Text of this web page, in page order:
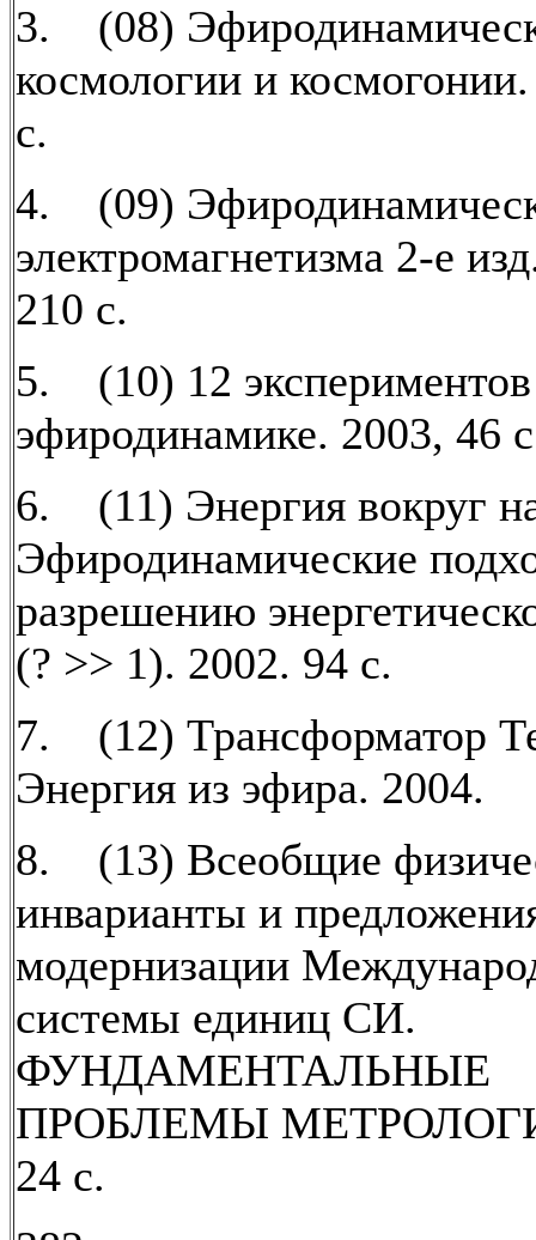
3. (08)
космологии и
с.
4. (09)
электромагнетизма 2-е
210 с.
5. (10) 12
эфиродинамике. 2003, 46
6. (11) Энергия вокруг
Эфиродинамические
разрешению
(? >> 1). 2002. 94 с.
7. (12) Трансформатор
Энергия из эфира. 2004.
8. (13) Всеобщие
инварианты и
модернизации
системы единиц СИ.
ФУНДАМЕНТАЛЬНЫЕ
ПРОБЛЕМЫ
24 с.